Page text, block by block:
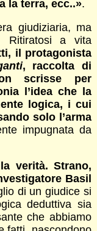
la terra, ecc..».
giudiziaria, ma
Ritiratosi a vita
il protagonista
, raccolta di
scrisse per
l’idea che la
logica, i cui
solo l’arma
impugnata da
la verità. Strano,
Basil
di un giudice si
deduttiva sia
che abbiamo